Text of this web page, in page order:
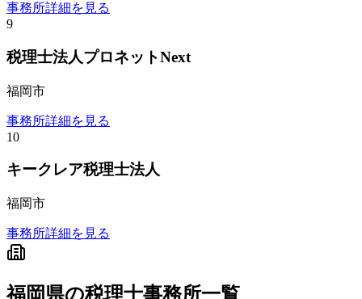
事務所詳細を見る
9
税理士法人プロネットNext
福岡市
事務所詳細を見る
10
キークレア税理士法人
福岡市
事務所詳細を見る
福岡県の税理士事務所一覧